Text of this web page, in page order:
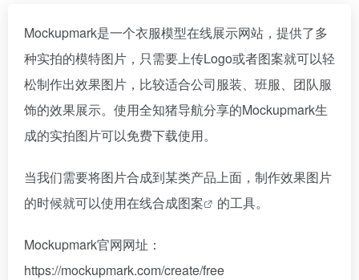
Mockupmark是一个衣服模型在线展示网站，提供了多
种实拍的模特图片，只需要上传Logo或者图案就可以轻
松制作出效果图片，比较适合公司服装、班服、团队服
饰的效果展示。使用全知猪导航分享的Mockupmark生
成的实拍图片可以免费下载使用。
当我们需要将图片合成到某类产品上面，制作效果图片
的时候就可以使用在线合成图案 的工具。
Mockupmark官网网址：
https://mockupmark.com/create/free